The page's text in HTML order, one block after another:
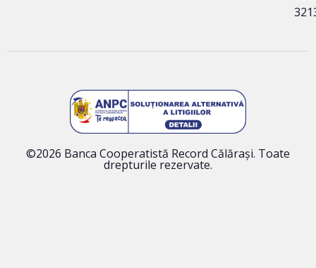
©2026 Banca Cooperatistă Record Călărași. Toate
drepturile rezervate.